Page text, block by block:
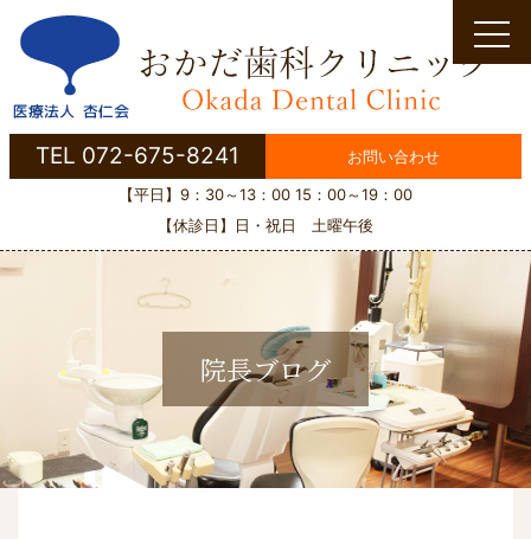
Skip
content
TEL 072-675-8241
お問い合わせ
【平日】9：30～13：00 15：00～19：00
【休診日】日・祝日 土曜午後
院長ブログ